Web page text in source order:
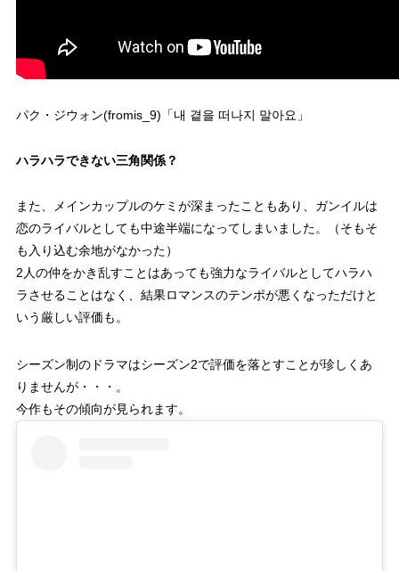
パク・ジウォン(fromis_9)「내 곁을 떠나지 말아요」
ハラハラできない三角関係？
また、メインカップルのケミが深まったこともあり、ガンイルは
恋のライバルとしても中途半端になってしまいました。（そもそ
も入り込む余地がなかった）
2人の仲をかき乱すことはあっても強力なライバルとしてハラハ
ラさせることはなく、結果ロマンスのテンポが悪くなっただけと
いう厳しい評価も。
シーズン制のドラマはシーズン2で評価を落とすことが珍しくあ
りませんが・・・。
今作もその傾向が見られます。